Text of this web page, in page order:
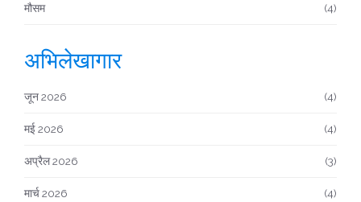
मौसम (4)
अभिलेखागार
जून 2026 (4)
मई 2026 (4)
अप्रैल 2026 (3)
मार्च 2026 (4)